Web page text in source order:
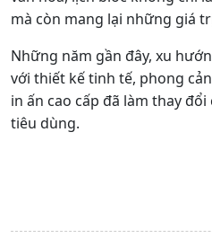
mà còn mang lại những giá
Những năm gần đây, xu
với thiết kế tinh tế, phong
in ấn cao cấp đã làm thay
tiêu dùng.